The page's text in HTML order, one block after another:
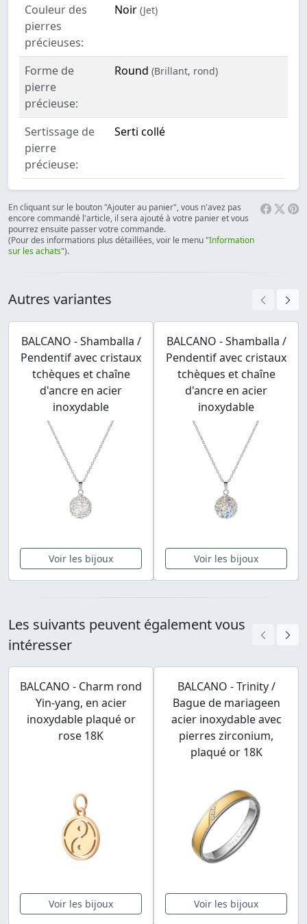
Couleur des
pierres
précieuses:
Noir (Jet)
Forme de
pierre
précieuse:
Round (Brillant, rond)
Sertissage de
pierre
précieuse:
Serti collé
En cliquant sur le bouton "Ajouter au panier", vous n'avez pas
encore commandé l'article, il sera ajouté à votre panier et vous
pourrez ensuite passer votre commande.
(Pour des informations plus détaillées, voir le menu "Information
sur les achats").
Autres variantes
BALCANO - Shamballa /
Pendentif avec cristaux
tchèques et chaîne
d'ancre en acier
inoxydable
Voir les bijoux
BALCANO - Shamballa /
Pendentif avec cristaux
tchèques et chaîne
d'ancre en acier
inoxydable
Voir les bijoux
Les suivants peuvent également vous
intéresser
BALCANO - Charm rond
Yin-yang, en acier
inoxydable plaqué or
rose 18K
Voir les bijoux
BALCANO - Trinity /
Bague de mariageen
acier inoxydable avec
pierres zirconium,
plaqué or 18K
Voir les bijoux